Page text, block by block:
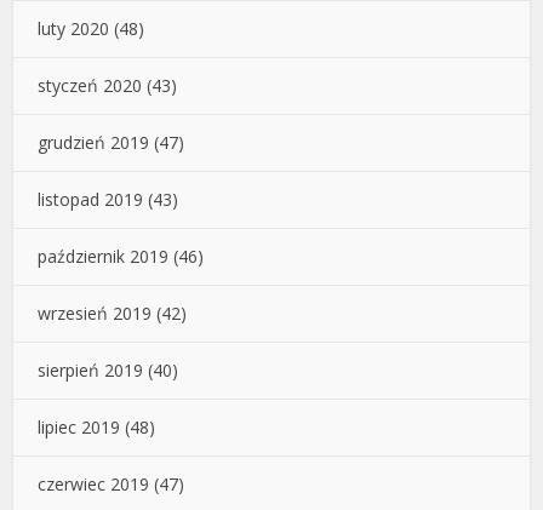
luty 2020 (48)
styczeń 2020 (43)
grudzień 2019 (47)
listopad 2019 (43)
październik 2019 (46)
wrzesień 2019 (42)
sierpień 2019 (40)
lipiec 2019 (48)
czerwiec 2019 (47)